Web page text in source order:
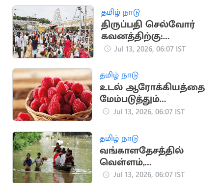
தோனி?
தமிழ் நாடு
திருப்பதி செல்வோர்
கவனத்திற்கு:
ஆன்லைன் தரிசன
Jul 13, 2026, 06:07 IST
தமிழ் நாடு
உடல் ஆரோக்கியத்தை
மேம்படுத்தும்
ராஸ்பெர்ரி: தினமும்
பரிந்துரை
Jul 13, 2026, 06:07 IST
தமிழ் நாடு
வங்காளதேசத்தில்
வெள்ளம்,
நிலச்சரிவில் சிக்கி 51
Jul 13, 2026, 06:07 IST